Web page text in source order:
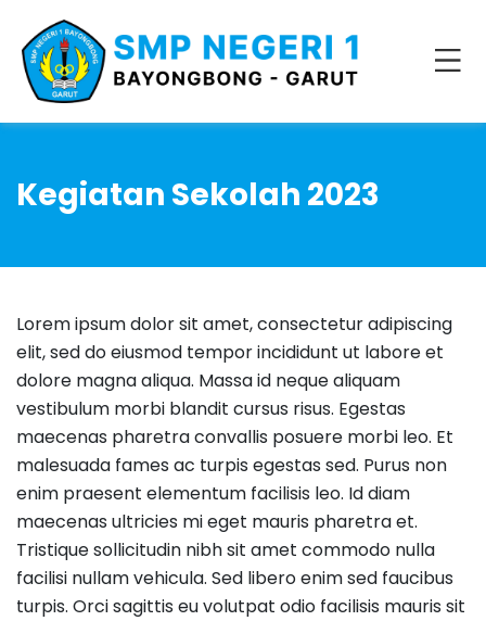
Kegiatan Sekolah 2023
Lorem ipsum dolor sit amet, consectetur adipiscing
elit, sed do eiusmod tempor incididunt ut labore et
dolore magna aliqua. Massa id neque aliquam
vestibulum morbi blandit cursus risus. Egestas
maecenas pharetra convallis posuere morbi leo. Et
malesuada fames ac turpis egestas sed. Purus non
enim praesent elementum facilisis leo. Id diam
maecenas ultricies mi eget mauris pharetra et.
Tristique sollicitudin nibh sit amet commodo nulla
facilisi nullam vehicula. Sed libero enim sed faucibus
turpis. Orci sagittis eu volutpat odio facilisis mauris sit